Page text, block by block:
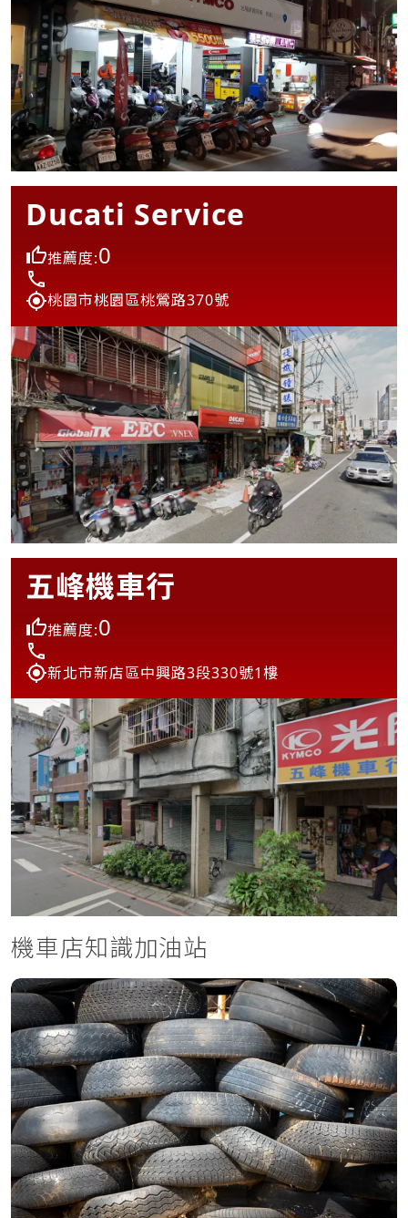
Ducati Service
推薦度:0
桃園市桃園區桃鶯路370號
五峰機車行
推薦度:0
新北市新店區中興路3段330號1樓
機車店知識加油站